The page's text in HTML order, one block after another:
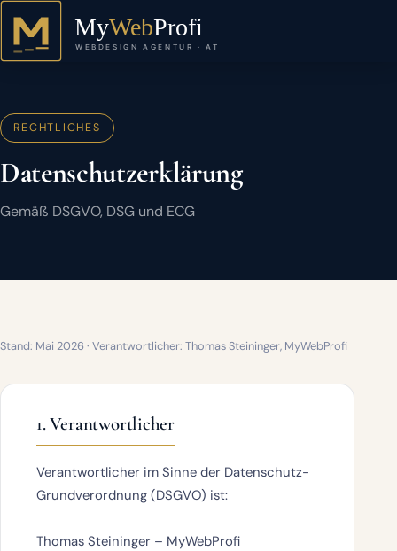
RECHTLICHES
Datenschutz­erklärung
Gemäß DSGVO, DSG und ECG
Stand: Mai 2026 · Verantwortlicher: Thomas Steininger, MyWebProfi
1. Verantwortlicher
Verantwortlicher im Sinne der Datenschutz-
Grundverordnung (DSGVO) ist:
Thomas Steininger – MyWebProfi